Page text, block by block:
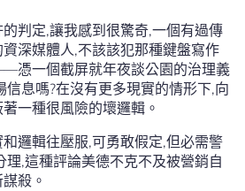
判定,讓我感到很驚奇,一個有過傳
深媒體人,不該該犯那種鍵盤寫作
憑一個截屏就年夜談公園的治理義
息嗎?在沒有更多現實的情形下,向
一種很風險的壞邏輯。
邏輯往壓服,可勇敢假定,但必需警
理,這種評論美德不克不及被營銷自
殺。